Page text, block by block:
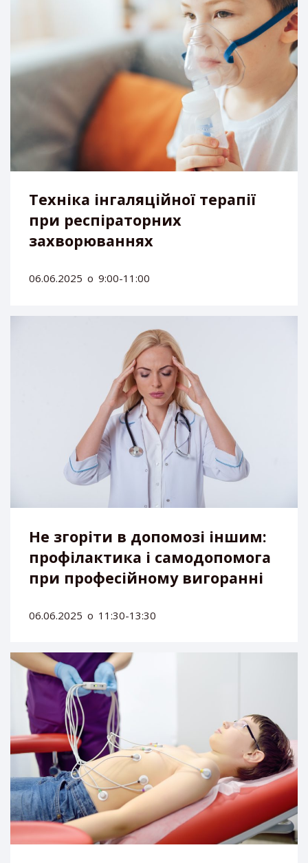
Техніка інгаляційної терапії
при респіраторних
захворюваннях
06.06.2025 о 9:00-11:00
Не згоріти в допомозі іншим:
профілактика і самодопомога
при професійному вигоранні
06.06.2025 о 11:30-13:30